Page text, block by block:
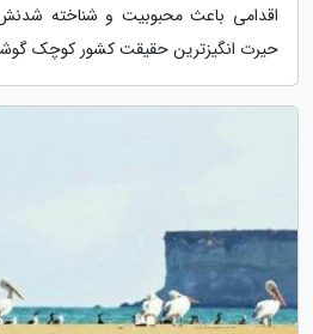
اقدامی باعث محبوبیت و شناخته
حیرت انگیزترین حقیقت کشور کوچک